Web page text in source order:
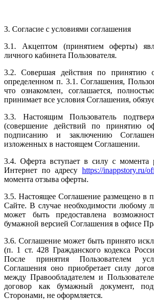
3. Согласие с условиями соглашения
3.1. Акцептом (принятием оферты)
личного кабинета Пользователя.
3.2. Совершая действия по принятию
определенном п. 3.1. Соглашения,
что ознакомлен, соглашается,
принимает все условия Соглашения,
3.3. Настоящим Пользователь
(совершение действий по принятию
подписанию и заключению
изложенных в настоящем Соглашении.
3.4. Оферта вступает в силу с момента
Интернет по адресу https://inappstory.ru/
момента отзыва оферты.
3.5. Настоящее Соглашение размещено в
Сайте. В случае необходимости любому
может быть предоставлена
бумажной версией Соглашения в офисе
3.6. Соглашение может быть принято
(п. 1 ст. 428 Гражданского кодекса
После принятия Пользователем
Соглашения оно приобретает силу
между Правообладателем и
договор как бумажный документ,
Сторонами, не оформляется.